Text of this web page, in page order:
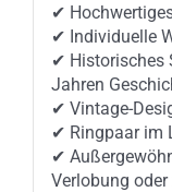
✔
✔ Individuelle
✔ Historisches
Jahren
✔ Vintage-
✔ Ringpaar im
✔
Verlobung